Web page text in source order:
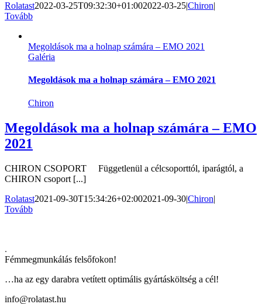
Rolatast2022-03-25T09:32:30+01:002022-03-25|Chiron|
Tovább
Megoldások ma a holnap számára – EMO 2021
Galéria
Megoldások ma a holnap számára – EMO 2021
Chiron
Megoldások ma a holnap számára – EMO
2021
CHIRON CSOPORT Függetlenül a célcsoporttól, iparágtól, a
CHIRON csoport [...]
Rolatast2021-09-30T15:34:26+02:002021-09-30|Chiron|
Tovább
.
Fémmegmunkálás felsőfokon!
…ha az egy darabra vetített optimális gyártásköltség a cél!
info@rolatast.hu